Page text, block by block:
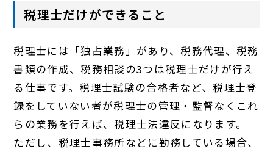
税理士だけができること
税理士には「独占業務」があり、税務代理、税務
書類の作成、税務相談の3つは税理士だけが行え
る仕事です。税理士試験の合格者など、税理士登
録をしていない者が税理士の管理・監督なくこれ
らの業務を行えば、税理士法違反になります。
ただし、税理士事務所などに勤務している場合、